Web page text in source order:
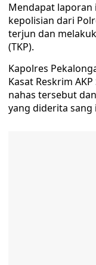
Mendapat
kepolisian dari
terjun dan
(TKP).
Kapolres
Kasat Reskrim
nahas tersebut
yang diderita sang